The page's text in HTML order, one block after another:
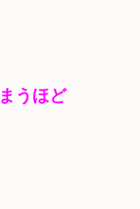
うほど